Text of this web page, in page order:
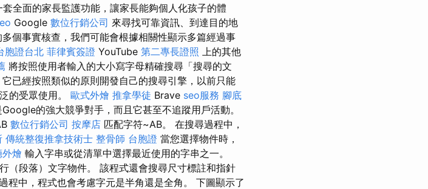
全面的家長監護功能，讓家長能夠個人化孩子的體
Google 數位行銷公司 來尋找可靠資訊、到達目的地
個事實核查，我們可能會根據相關性顯示多篇經過事
胞證台北 菲律賓簽證 YouTube 第二專長證照 上的其他
將按照使用者輸入的大小寫字母精確搜尋「搜尋的文
已經按照類似的原則開發自己的搜尋引擎，以前只能
的受眾使用。 歐式外燴 推拿學徒 Brave seo服務 腳底
的強大競爭對手，而且它甚至不追蹤用戶活動。
數位行銷公司 按摩店 匹配字符~AB。 在搜尋過程中，
傳統整復推拿技術士 整骨師 台胞證 當您選擇物件時，
燴 輸入字串或從清單中選擇最近使用的字串之一。
（段落）文字物件。 該程式還會搜尋尺寸標註和指針
程中，程式也會考慮字元是半角還是全角。 下圖顯示了